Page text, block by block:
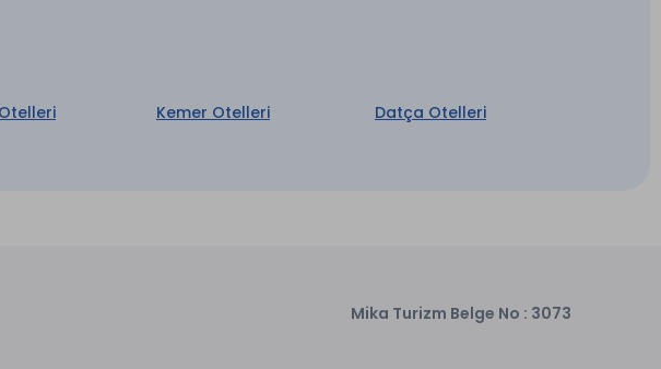
Kemer Otelleri Datça Otelleri
Mika Turizm Belge No : 3073